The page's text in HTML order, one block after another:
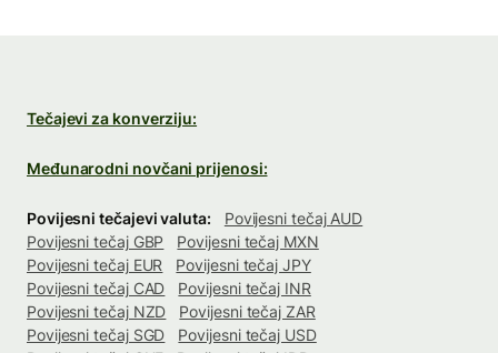
Tečajevi za konverziju:
Međunarodni novčani prijenosi:
Povijesni tečajevi valuta:
Povijesni tečaj AUD
Povijesni tečaj GBP
Povijesni tečaj MXN
Povijesni tečaj EUR
Povijesni tečaj JPY
Povijesni tečaj CAD
Povijesni tečaj INR
Povijesni tečaj NZD
Povijesni tečaj ZAR
Povijesni tečaj SGD
Povijesni tečaj USD